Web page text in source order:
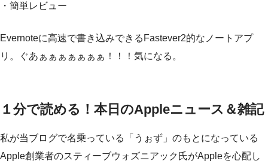
・簡単レビュー
Evernoteに高速で書き込みできるFastever2的なノートアプ
リ。ぐあぁぁぁぁぁぁぁ！！！気になる。
１分で読める！本日のAppleニュース＆雑記
私が当ブログで名乗っている「うぉず」のもとになっている
Apple創業者のスティーブウォズニアック氏がAppleを心配し